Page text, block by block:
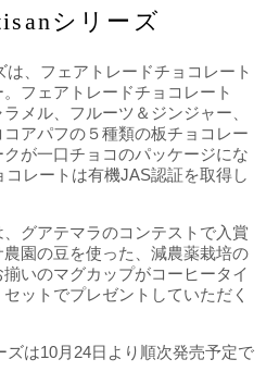
シリーズ
は、フェアトレードチョコレート
フェアトレードチョコレート
メル、フルーツ＆ジンジャー、
アパフの５種類の板チョコレー
が一口チョコのパッケージにな
レートは有機JAS認証を取得し
グアテマラのコンテストで入賞
園の豆を使った、減農薬栽培の
いのマグカップがコーヒータイ
ットでプレゼントしていただく
は10月24日より順次発売予定で